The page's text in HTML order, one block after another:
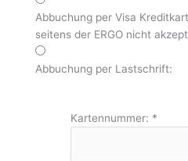
Abbuchung per Visa
seitens der ERGO nicht
Abbuchung per Lastschrift:
Kartennummer: *